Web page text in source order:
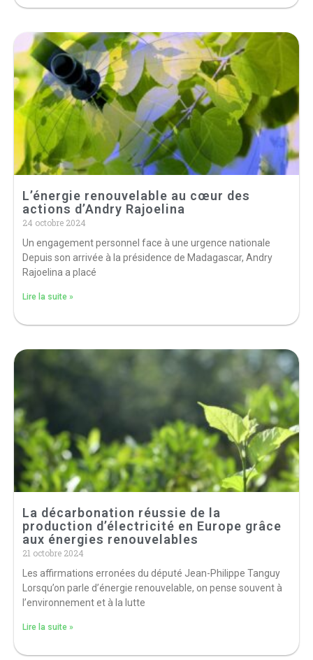
L’énergie renouvelable au cœur des
actions d’Andry Rajoelina
24 octobre 2024
Un engagement personnel face à une urgence nationale
Depuis son arrivée à la présidence de Madagascar, Andry
Rajoelina a placé
Lire la suite »
La décarbonation réussie de la
production d’électricité en Europe grâce
aux énergies renouvelables
21 octobre 2024
Les affirmations erronées du député Jean-Philippe Tanguy
Lorsqu’on parle d’énergie renouvelable, on pense souvent à
l’environnement et à la lutte
Lire la suite »